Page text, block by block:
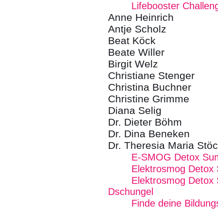
Lifebooster
Anne Heinrich
Antje Scholz
Beat Köck
Beate Willer
Birgit Welz
Christiane Stenger
Christina Buchner
Christine Grimme
Diana Selig
Dr. Dieter Böhm
Dr. Dina Beneken
Dr. Theresia Maria
E-SMOG Detox
Elektrosmog Detox
Elektrosmog
Dschungel
Finde deine